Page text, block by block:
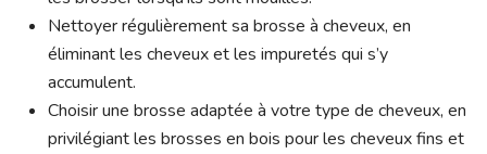
Nettoyer régulièrement sa brosse à cheveux, en
éliminant les cheveux et les impuretés qui s’y
accumulent.
Choisir une brosse adaptée à votre type de cheveux, en
privilégiant les brosses en bois pour les cheveux fins et